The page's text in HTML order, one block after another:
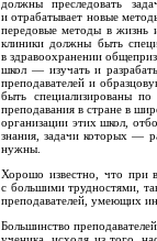
должны преследовать
и отрабатывает новые
передовые методы в жизнь
клиники должны быть
в здравоохранении
школ — изучать и
преподавателей и
быть специализированы
преподавания в стране в
организации этих школ,
знания, задачи которых —
нужны.
Хорошо известно, что при
с большими трудностями,
преподавателей, умеющих
Большинство